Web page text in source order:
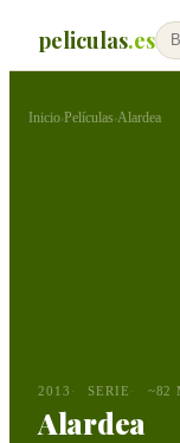
peliculas.es
Inicio›Películas›Alardea
2013 SERIE ~82
Alardea